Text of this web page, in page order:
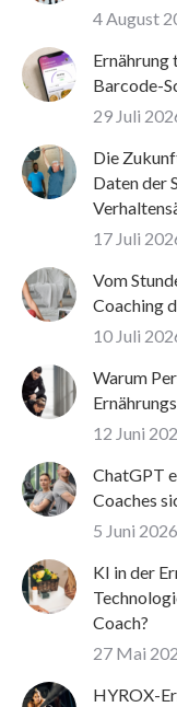
4 August
Ernährung
Barcode-
29 Juli
Die
Daten der
17 Juli
Vom
Coaching
10 Juli
Warum
12 Juni
ChatGPT
Coaches
5 Juni 2026
KI in der
Coach?
27 Mai
HYROX-